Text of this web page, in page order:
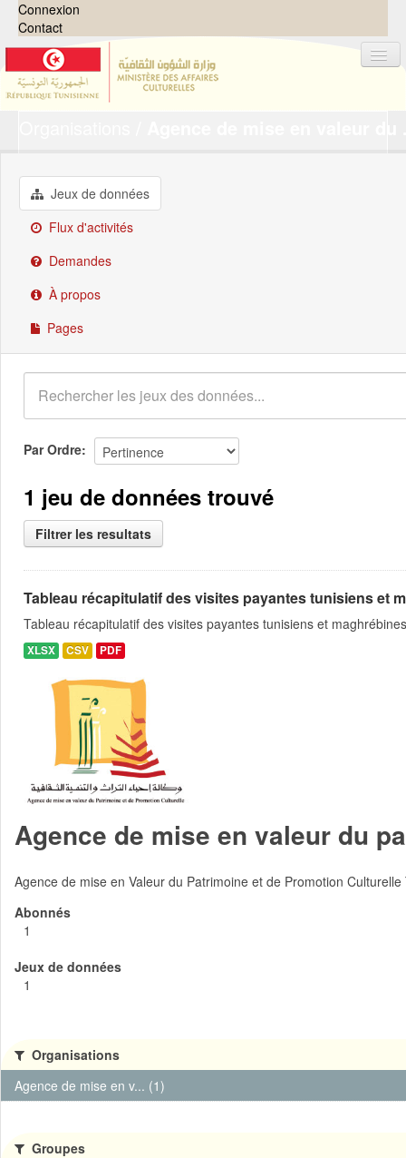
Connexion
Contact
Groupes
Demandes
À propos
Jeux de données
Flux d'activités
Demandes
À propos
Pages
Par Ordre
1 jeu de données trouvé
Filtrer les resultats
Tableau récapitulatif des visites payantes tunisiens et
Tableau récapitulatif des visites payantes tunisiens et
XLSX CSV PDF
Agence de mise en valeur du
Agence de mise en Valeur du Patrimoine et de Promotion
Abonnés
1
Jeux de données
1
Organisations
Agence de mise en v... (1)
Groupes